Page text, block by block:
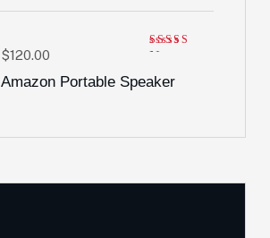
Amazon Portable Speaker
Note
5
$120.00